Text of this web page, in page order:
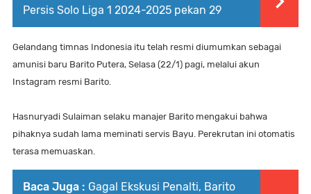
Persis Solo Liga 1 2024-2025 pekan 29
Gelandang timnas Indonesia itu telah resmi diumumkan sebagai
amunisi baru Barito Putera, Selasa (22/1) pagi, melalui akun
Instagram resmi Barito.
Hasnuryadi Sulaiman selaku manajer Barito mengakui bahwa
pihaknya sudah lama meminati servis Bayu. Perekrutan ini otomatis
terasa memuaskan.
Baca Juga : Gagal Ekskusi Penalti, Barito